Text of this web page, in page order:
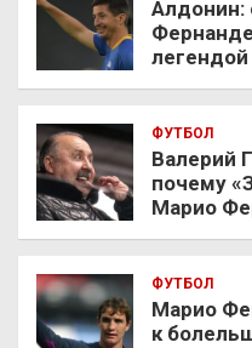
Алдонин:
ФУТБОЛ
Валерий
почему
Марио
ФУТБОЛ
Марио
к